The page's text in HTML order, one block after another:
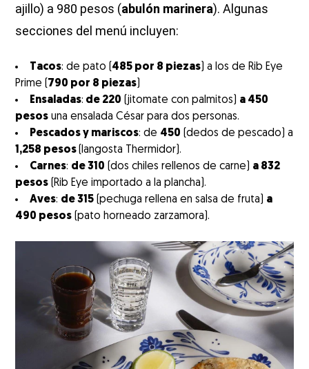
ajillo) a 980 pesos (abulón marinera). Algunas
secciones del menú incluyen:
Tacos: de pato ( 485 por 8 piezas ) a los de Rib Eye
Prime ( 790 por 8 piezas
Ensaladas: de 220 (jitomate con palmitos) a 450
pesos una ensalada César para dos personas.
Pescados y mariscos: de 450 (dedos de pescado) a
1,258 pesos
(langosta Thermidor).
Carnes: de 310 (dos chiles rellenos de carne) a 832
pesos (Rib Eye importado a la plancha).
Aves: de 315 (pechuga rellena en salsa de fruta) a
490 pesos (pato horneado zarzamora).